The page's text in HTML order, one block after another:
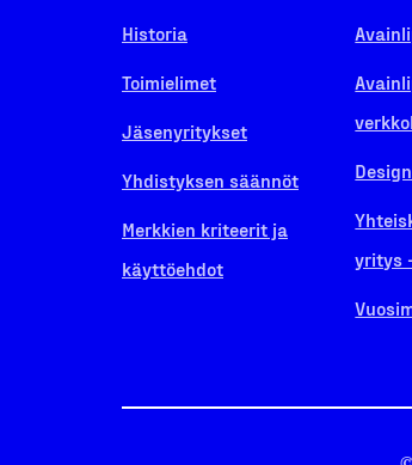
Historia
Toimielimet
Jäsenyritykset
Yhdistyksen säännöt
Merkkien kriteerit ja
käyttöehdot
yritys